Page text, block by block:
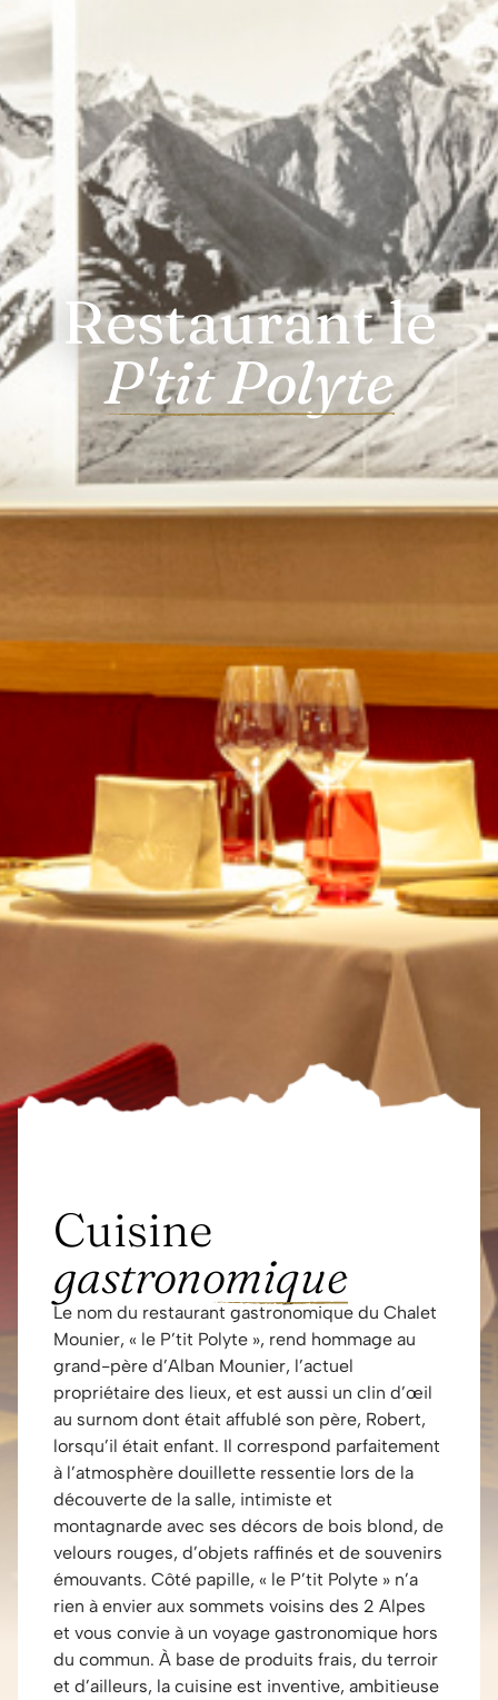
Restaurant le
P'tit Polyte
Cuisine
gastronomique
Le nom du restaurant gastronomique du Chalet
Mounier, « le P’tit Polyte », rend hommage au
grand-père d’Alban Mounier, l’actuel
propriétaire des lieux, et est aussi un clin d’œil
au surnom dont était affublé son père, Robert,
lorsqu’il était enfant. Il correspond parfaitement
à l’atmosphère douillette ressentie lors de la
découverte de la salle, intimiste et
montagnarde avec ses décors de bois blond, de
velours rouges, d’objets raffinés et de souvenirs
émouvants. Côté papille, « le P’tit Polyte » n’a
rien à envier aux sommets voisins des 2 Alpes
et vous convie à un voyage gastronomique hors
du commun. À base de produits frais, du terroir
et d’ailleurs, la cuisine est inventive, ambitieuse